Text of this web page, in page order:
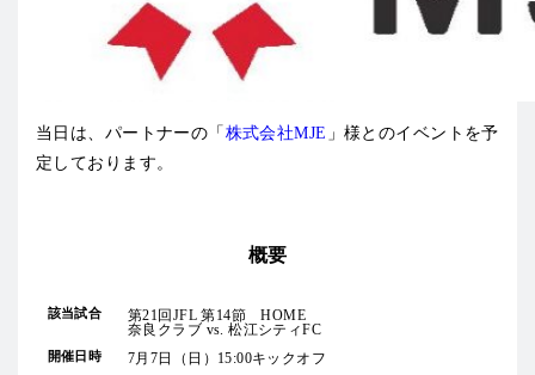
当日は、パートナーの「 株式会社MJE 」様とのイベントを予
定しております。
概要
該当試合
第21回JFL 第14節 HOME
奈良クラブ vs. 松江シティFC
開催日時 7月7日（日）15:00キックオフ